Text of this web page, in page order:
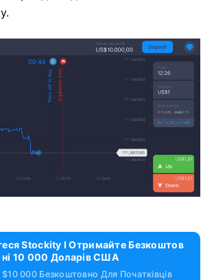
Stockity І Отримайте Безкоштов
Ні 10 000 Доларів США
000 Безкоштовно Для Початківців